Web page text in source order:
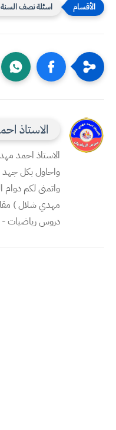
اسئلة نصف
الاستاذ
الاستاذ احمد
واحاول بكل جهد
واتمنى لكم دوام
مهدي شلال )
دروس رياضيات -